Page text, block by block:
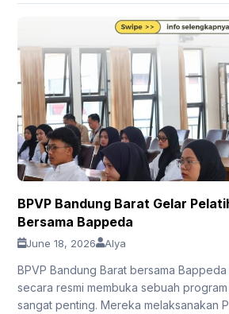
BPVP Bandung Barat Gelar
Bersama Bappeda
June 18, 2026 Alya
BPVP Bandung Barat bersama
secara resmi membuka sebuah
sangat penting. Mereka melaksanakan